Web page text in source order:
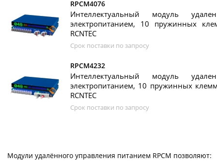
RPCM4076
Интеллектуальный модуль
электропитанием, 10 пружинных
RCNTEС
Срок поставки по запросу
RPCM4232
Интеллектуальный модуль
электропитанием, 10 пружинных
RCNTEС
Срок поставки по запросу
Модули удалённого управления питанием RPCM позволяют: